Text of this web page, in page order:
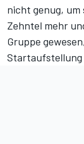
nicht genug, um
Zehntel mehr
Gruppe
Startaufstellung